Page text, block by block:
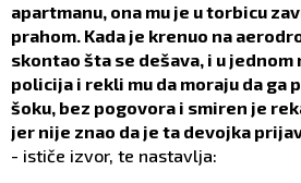
apartmanu, ona mu je u torbicu
prahom. Kada je krenuo na
skontao šta se dešava, i u
policija i rekli mu da moraju da ga
šoku, bez pogovora i smiren je
jer nije znao da je ta devojka
- ističe izvor, te nastavlja: